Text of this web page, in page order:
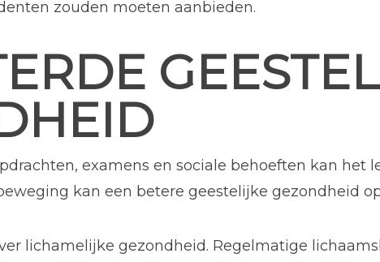
zouden moeten aanbieden.
examens en sociale behoeften kan het
kan een betere geestelijke gezondheid
lichamelijke gezondheid. Regelmatige